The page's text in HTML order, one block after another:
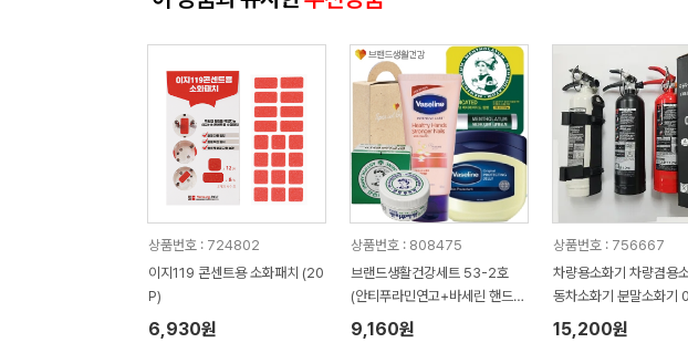
상품번호 : 724802
이지119 콘센트용 소화패치 (20
P)
6,930원
상품번호 : 808475
브랜드생활건강세트 53-2호
(안티푸라민연고+바세린 핸드크
림+멘소래담 메디케이티드 립밤
+바세린젤리100ml)
9,160원
상품번호 : 756667
차량용소화기 차량겸용
동차소화기 분말소화기
15,200원